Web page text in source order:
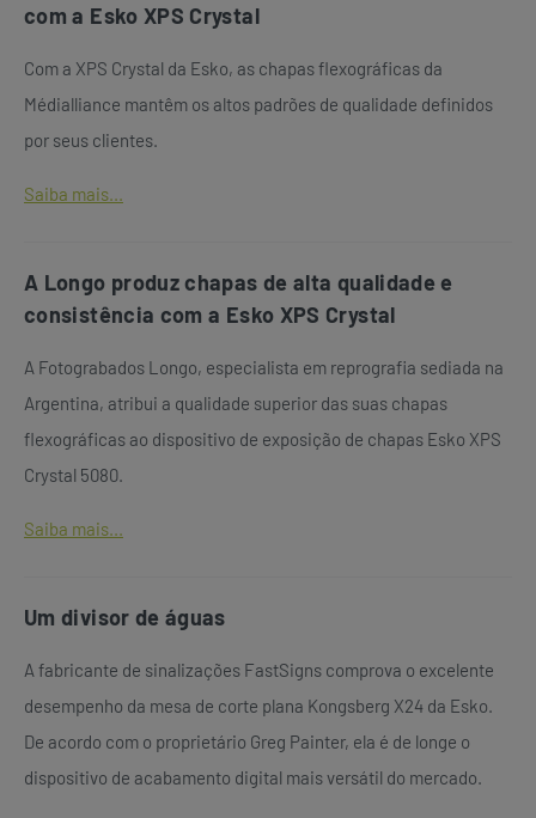
com a Esko XPS Crystal
Com a XPS Crystal da Esko, as chapas flexográficas da
Médialliance mantêm os altos padrões de qualidade definidos
por seus clientes.
Saiba mais...
A Longo produz chapas de alta qualidade e
consistência com a Esko XPS Crystal
A Fotograbados Longo, especialista em reprografia sediada na
Argentina, atribui a qualidade superior das suas chapas
flexográficas ao dispositivo de exposição de chapas Esko XPS
Crystal 5080.
Saiba mais...
Um divisor de águas
A fabricante de sinalizações FastSigns comprova o excelente
desempenho da mesa de corte plana Kongsberg X24 da Esko.
De acordo com o proprietário Greg Painter, ela é de longe o
dispositivo de acabamento digital mais versátil do mercado.